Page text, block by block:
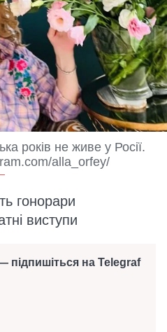
років не живе у Росії.
alla_orfey/
гонорари
виступи
підпишіться на Telegraf